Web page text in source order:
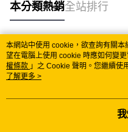
本分類熱銷全站排行
熱門標籤
本網站中使用 cookie，欲查詢有關
望在電腦上使用 cookie 時應如何變
權條款 」之 Cookie 聲明。您繼續使
用條款之 Cookie 聲明使用 cookie。
了解更多 >